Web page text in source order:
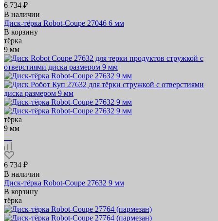
6 734 ₽
В наличии
Диск-тёрка Robot-Coupe 27046 6 мм
В корзину
тёрка
9 мм
тёрка
9 мм
6 734 ₽
В наличии
Диск-тёрка Robot-Coupe 27632 9 мм
В корзину
тёрка